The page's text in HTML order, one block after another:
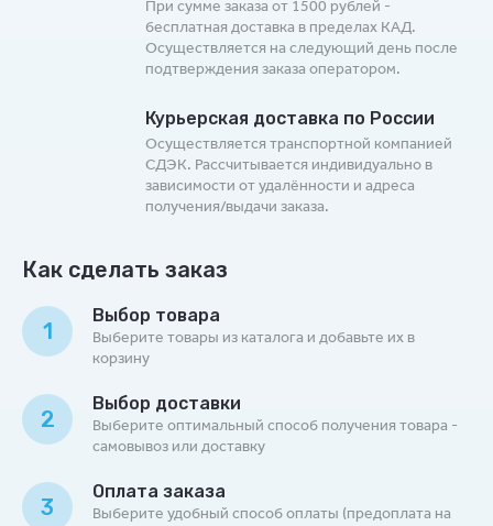
При сумме заказа от 1500 рублей -
бесплатная доставка в пределах КАД.
Осуществляется на следующий день после
подтверждения заказа оператором.
Курьерская доставка по России
Осуществляется транспортной компанией
СДЭК. Рассчитывается индивидуально в
зависимости от удалённости и адреса
получения/выдачи заказа.
Как сделать заказ
1
Выбор товара
Выберите товары из каталога и добавьте их в
корзину
2
Выбор доставки
Выберите оптимальный способ получения товара -
самовывоз или доставку
3
Оплата заказа
Выберите удобный способ оплаты (предоплата на